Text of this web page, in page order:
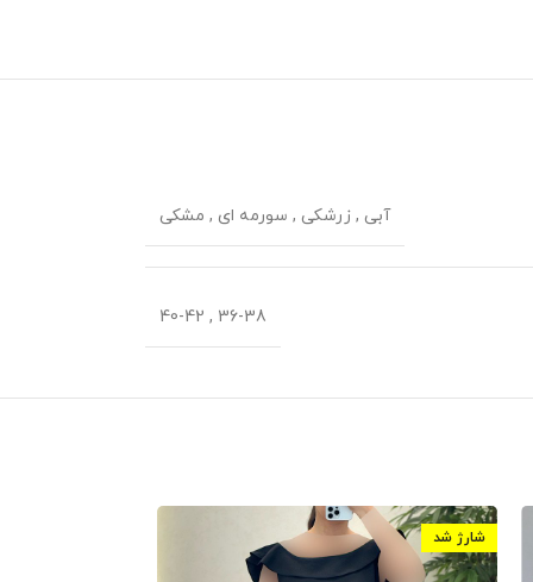
آبی , زرشکی , سورمه ای , مشکی
36-38
,
40-42
شارژ شد